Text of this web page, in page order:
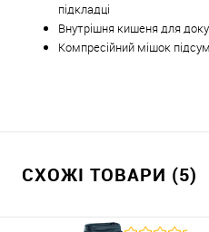
підкладці
Внутрішня кишеня для
Компресійний мішок
СХОЖІ ТОВАРИ (5)